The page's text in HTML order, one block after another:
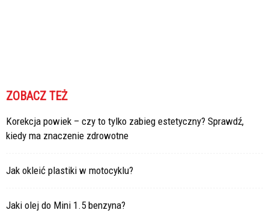
ZOBACZ TEŻ
Korekcja powiek – czy to tylko zabieg estetyczny? Sprawdź,
kiedy ma znaczenie zdrowotne
Jak okleić plastiki w motocyklu?
Jaki olej do Mini 1.5 benzyna?